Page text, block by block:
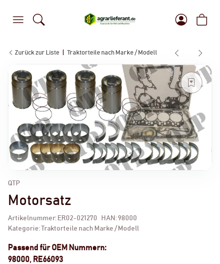
Zurück zur Liste Traktorteile nach Marke / Modell
QTP
Motorsatz
Artikelnummer: ER02-021270 HAN: 98000
Kategorie:
Traktorteile nach Marke / Modell
Passend für OEM Nummern:
98000, RE66093